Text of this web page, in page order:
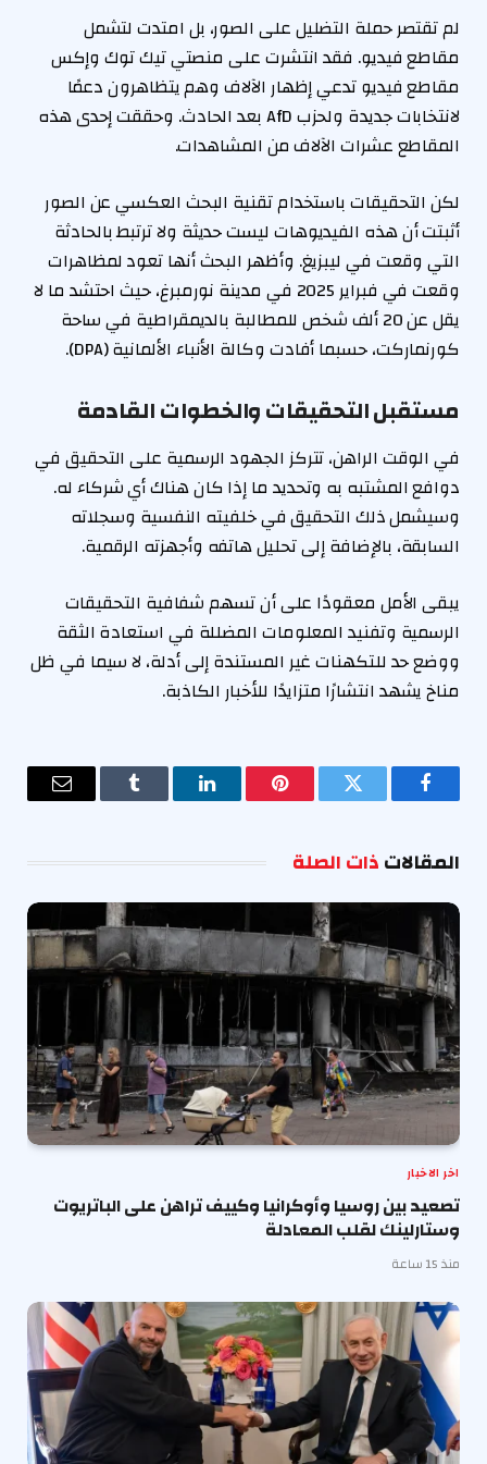
لم تقتصر حملة التضليل على الصور، بل امتدت لتشمل
مقاطع فيديو. فقد انتشرت على منصتي تيك توك وإكس
مقاطع فيديو تدعي إظهار الآلاف وهم يتظاهرون دعمًا
لانتخابات جديدة ولحزب AfD بعد الحادث. وحققت إحدى هذه
المقاطع عشرات الآلاف من المشاهدات.
لكن التحقيقات باستخدام تقنية البحث العكسي عن الصور
أثبتت أن هذه الفيديوهات ليست حديثة ولا ترتبط بالحادثة
التي وقعت في ليبزيغ. وأظهر البحث أنها تعود لمظاهرات
وقعت في فبراير 2025 في مدينة نورمبرغ، حيث احتشد ما لا
يقل عن 20 ألف شخص للمطالبة بالديمقراطية في ساحة
كورنماركت، حسبما أفادت وكالة الأنباء الألمانية (DPA).
مستقبل التحقيقات والخطوات القادمة
في الوقت الراهن، تتركز الجهود الرسمية على التحقيق في
دوافع المشتبه به وتحديد ما إذا كان هناك أي شركاء له.
وسيشمل ذلك التحقيق في خلفيته النفسية وسجلاته
السابقة، بالإضافة إلى تحليل هاتفه وأجهزته الرقمية.
يبقى الأمل معقودًا على أن تسهم شفافية التحقيقات
الرسمية وتفنيد المعلومات المضللة في استعادة الثقة
ووضع حد للتكهنات غير المستندة إلى أدلة، لا سيما في ظل
مناخ يشهد انتشارًا متزايدًا للأخبار الكاذبة.
فيسبوك تويتر بينتيريستلينكدإن Tumblr
البريد
المقالاتذات الصلة
اخر الاخبار
تصعيد بين روسيا وأوكرانيا وكييف تراهن على الباتريوت
وستارلينك لقلب المعادلة
منذ 15 ساعة